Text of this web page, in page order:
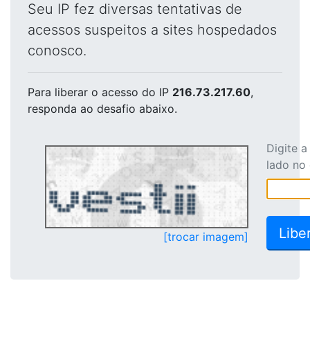
Seu IP fez diversas tentativas de
acessos suspeitos a sites hospedados
conosco.
Para liberar o acesso do IP 216.73.217.60,
responda ao desafio abaixo.
[trocar imagem]
Digite
lado no